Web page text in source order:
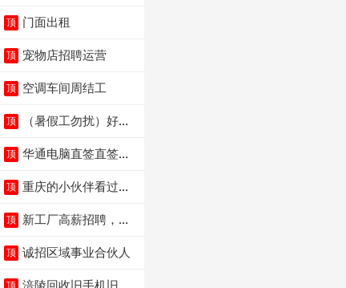
顶 门面出租
顶 宠物店招聘运营
顶 空调车间周结工
顶
（暑假工勿扰）好想
顶 华通电脑直签直签直
顶 重庆的小伙伴看过
本
顶 新工厂高薪招聘，普
顶 诚招区域事业合伙人
顶